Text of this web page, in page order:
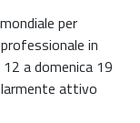
per
in
a domenica 19
attivo